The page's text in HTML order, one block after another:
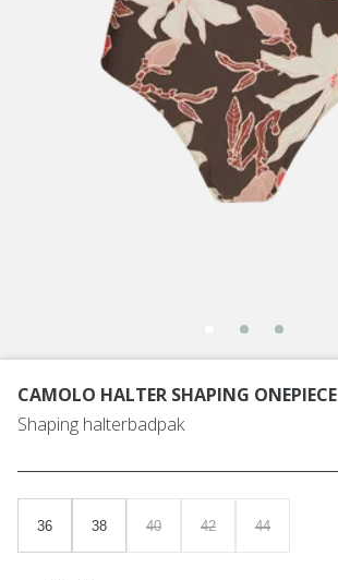
CAMOLO HALTER SHAPING ONEPIECE
Shaping halterbadpak
36 38 40 42 44